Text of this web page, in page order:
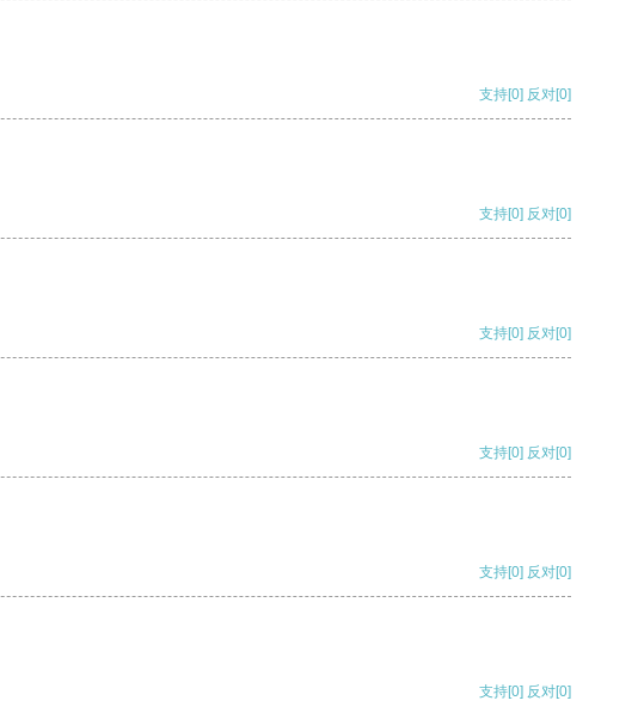
支持[0] 反对[0]
支持[0] 反对[0]
支持[0] 反对[0]
支持[0] 反对[0]
支持[0] 反对[0]
支持[0] 反对[0]